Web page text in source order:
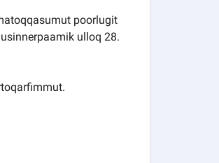
poorlugit
ulloq 28.